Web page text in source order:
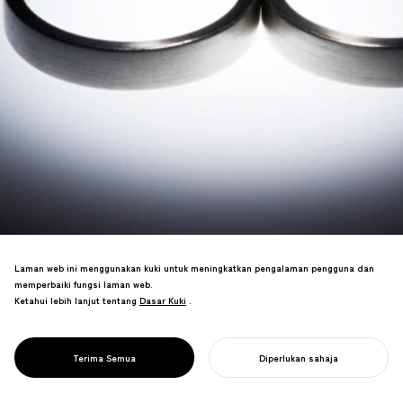
PROJECT
RE.ING
多様な関係性を祝福するジュエリーブラン
ド。4種のリングで様々な絆を表現。
Laman web ini menggunakan kuki untuk meningkatkan pengalaman pengguna dan
memperbaiki fungsi laman web.
Ketahui lebih lanjut tentang Dasar Kuki
Dasar Kuki .
Terima Semua Diperlukan sahaja